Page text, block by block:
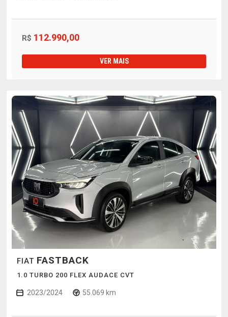
R$ 112.990,00
VER MAIS
FIAT FASTBACK
1.0 TURBO 200 FLEX AUDACE CVT
2023/2024 55.069 km